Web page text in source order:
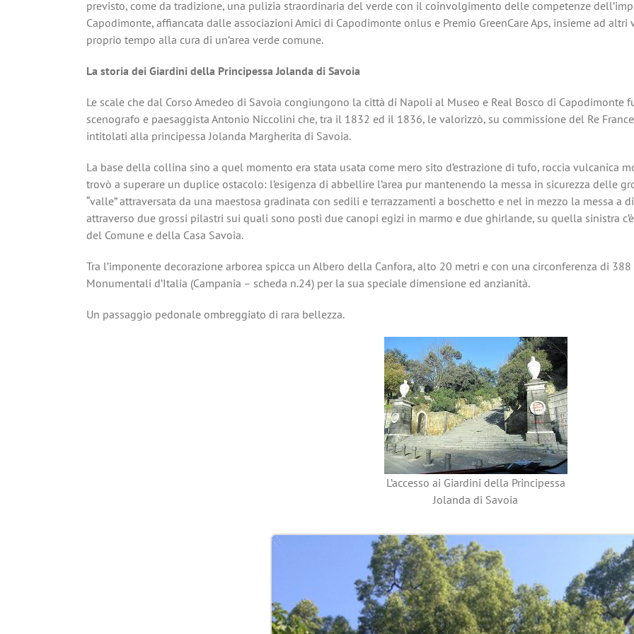
previsto, come da tradizione, una pulizia straordinaria del verde con il coinvolgimento delle competenze
Capodimonte, affiancata dalle associazioni Amici di Capodimonte onlus e Premio GreenCare Aps, insieme ad
proprio tempo alla cura di un’area verde comune.
La storia dei Giardini della Principessa Jolanda di Savoia
Le scale che dal Corso Amedeo di Savoia congiungono la città di Napoli al Museo e Real Bosco di Capodimonte
scenografo e paesaggista Antonio Niccolini che, tra il 1832 ed il 1836, le valorizzò, su commissione del Re
intitolati alla principessa Jolanda Margherita di Savoia.
La base della collina sino a quel momento era stata usata come mero sito d’estrazione di tufo, roccia vulcanica
trovò a superare un duplice ostacolo: l’esigenza di abbellire l’area pur mantenendo la messa in sicurezza delle
“valle” attraversata da una maestosa gradinata con sedili e terrazzamenti a boschetto e nel in mezzo la messa a
attraverso due grossi pilastri sui quali sono posti due canopi egizi in marmo e due ghirlande, su quella sinistra
del Comune e della Casa Savoia.
Tra l’imponente decorazione arborea spicca un Albero della Canfora, alto 20 metri e con una circonferenza di
Monumentali d’Italia (Campania – scheda n.24) per la sua speciale dimensione ed anzianità.
Un passaggio pedonale ombreggiato di rara bellezza.
L’accesso ai Giardini della Principessa
Jolanda di Savoia